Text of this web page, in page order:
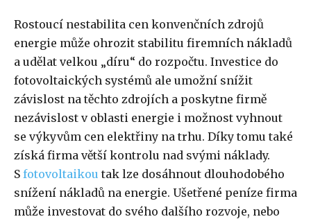
Rostoucí nestabilita cen konvenčních zdrojů
energie může ohrozit stabilitu firemních nákladů
a udělat velkou „díru“ do rozpočtu. Investice do
fotovoltaických systémů ale umožní snížit
závislost na těchto zdrojích a poskytne firmě
nezávislost v oblasti energie i možnost vyhnout
se výkyvům cen elektřiny na trhu. Díky tomu také
získá firma větší kontrolu nad svými náklady.
S fotovoltaikou tak lze dosáhnout dlouhodobého
snížení nákladů na energie. Ušetřené peníze firma
může investovat do svého dalšího rozvoje, nebo